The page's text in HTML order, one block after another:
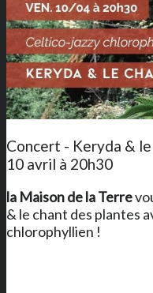
Concert - Keryda &
10 avril à 20h30
la Maison de la Terre
& le chant des plantes
chlorophyllien !